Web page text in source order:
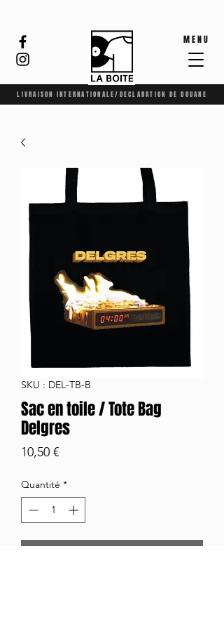
LIVRAISON INTERNATIONALE/DECLARATION DE DOUANE
MENU
SKU : DEL-TB-B
Sac en toile / Tote Bag
Delgres
10,50 €Prix
Quantité *